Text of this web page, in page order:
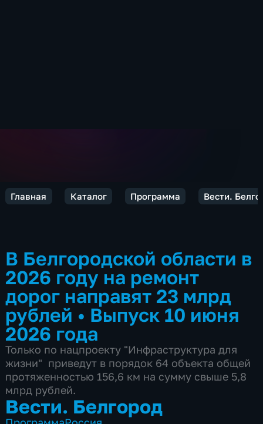
Главная Каталог Программа Вести.
В Белгородской области в
2026 году на ремонт
дорог направят 23 млрд
рублей • Выпуск 10 июня
2026 года
Только по нацпроекту "Инфраструктура для
жизни" приведут в порядок 64 объекта общей
протяженностью 156,6 км на сумму свыше 5,8
млрд рублей.
Вести. Белгород